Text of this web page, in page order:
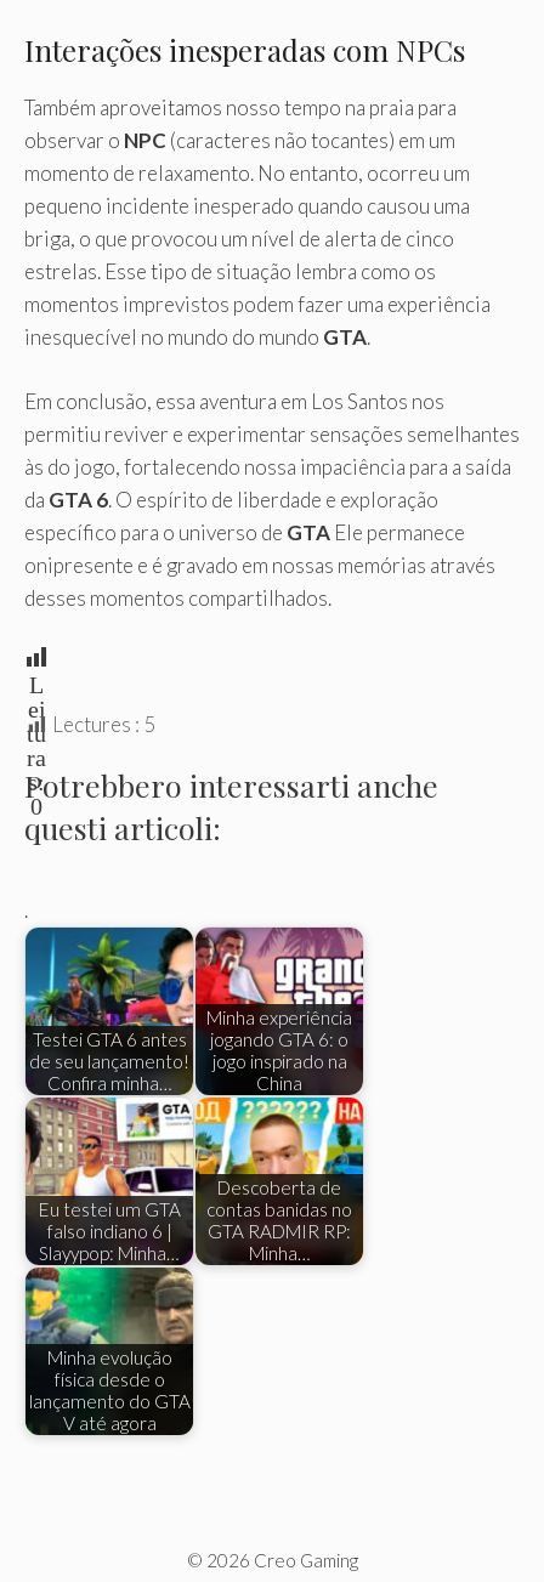
Interações inesperadas com NPCs
Também aproveitamos nosso tempo na praia para
observar o NPC (caracteres não tocantes) em um
momento de relaxamento. No entanto, ocorreu um
pequeno incidente inesperado quando causou uma
briga, o que provocou um nível de alerta de cinco
estrelas. Esse tipo de situação lembra como os
momentos imprevistos podem fazer uma experiência
inesquecível no mundo do mundo GTA.
Em conclusão, essa aventura em Los Santos nos
permitiu reviver e experimentar sensações semelhantes
às do jogo, fortalecendo nossa impaciência para a saída
da GTA 6. O espírito de liberdade e exploração
específico para o universo de GTA Ele permanece
onipresente e é gravado em nossas memórias através
desses momentos compartilhados.
L
ei
tu
ra
s:
0
Lectures : 5
Potrebbero interessarti anche
questi articoli:
.
Testei GTA 6 antes
de seu lançamento!
Confira minha…
Minha experiência
jogando GTA 6: o
jogo inspirado na
China
Eu testei um GTA
falso indiano 6 |
Slayypop: Minha…
Descoberta de
contas banidas no
GTA RADMIR RP:
Minha…
Minha evolução
física desde o
lançamento do GTA
V até agora
© 2026 Creo Gaming